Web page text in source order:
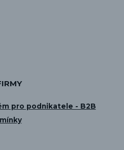
pro podnikatele - B2B